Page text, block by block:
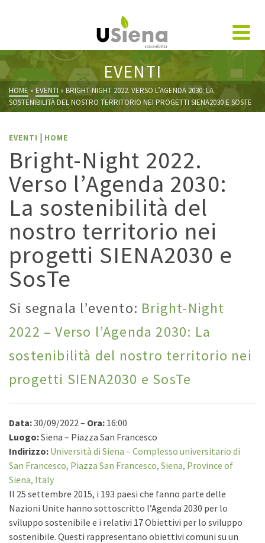
EVENTI
HOME » EVENTI » BRIGHT-NIGHT 2022. VERSO L’AGENDA 2030: LA
SOSTENIBILITÀ DEL NOSTRO TERRITORIO NEI PROGETTI SIENA2030 E SOSTE
EVENTI | HOME
Bright-Night 2022.
Verso l’Agenda 2030:
La sostenibilità del
nostro territorio nei
progetti SIENA2030 e
SosTe
Si segnala l’evento: Bright-Night
2022 – Verso l’Agenda 2030: La
sostenibilità del nostro territorio nei
progetti SIENA2030 e SosTe
Data:30/09/2022 – Ora: 16:00
Luogo:Siena – Piazza San Francesco
Indirizzo: Università di Siena – Complesso universitario di
San Francesco, Piazza San Francesco, Siena, Province of
Siena, Italy
Il 25 settembre 2015, i 193 paesi che fanno parte delle
Nazioni Unite hanno sottoscritto l’Agenda 2030 per lo
sviluppo sostenibile e i relativi 17 Obiettivi per lo sviluppo
sostenibile. Questi rappresentano obiettivi comuni su un